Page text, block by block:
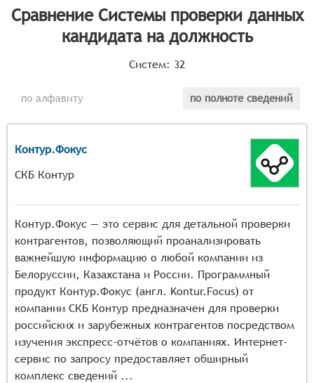
определяет конкретные функциональные критерии для
систем. должность, они должны иметь следующие
функциональные возможности:
Многоуровневая проверка: Система должна
кандидата, включая проверку подлинности
квалификация, сертификаты), проверку
криминального прошлого и кредитной истории.
Интеграция с внешними базами данных: Система
должна интегрироваться с государственными
реестрами, базами данных правоохранительных
органов и другими внешними источниками данных
для получения актуальной информации о
кандидате.
Автоматизация процесса проверки: Система
должна автоматизировать процесс проверки
данных, сокращая время и усилия, затрачиваемые
на ручную обработку информации.
Защита персональных данных: Система должна
обеспечивать защиту персональных данных
кандидата в соответствии с законодательством о
Сравнение Системы проверки данных
кандидата на должность
Систем: 32
по алфавиту по полноте сведений
Контур.Фокус
СКБ Контур
Контур.Фокус — это сервис для детальной проверки
контрагентов, позволяющий проанализировать
важнейшую информацию о любой компании из
Белоруссии, Казахстана и России. Программный
продукт Контур.Фокус (англ. Kontur.Focus) от
компании СКБ Контур предназначен для проверки
российских и зарубежных контрагентов посредством
изучения экспресс-отчётов о компаниях. Интернет-
сервис по запросу предоставляет обширный
комплекс сведений ...